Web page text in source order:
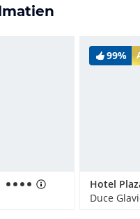
99%
Hotel
Duce